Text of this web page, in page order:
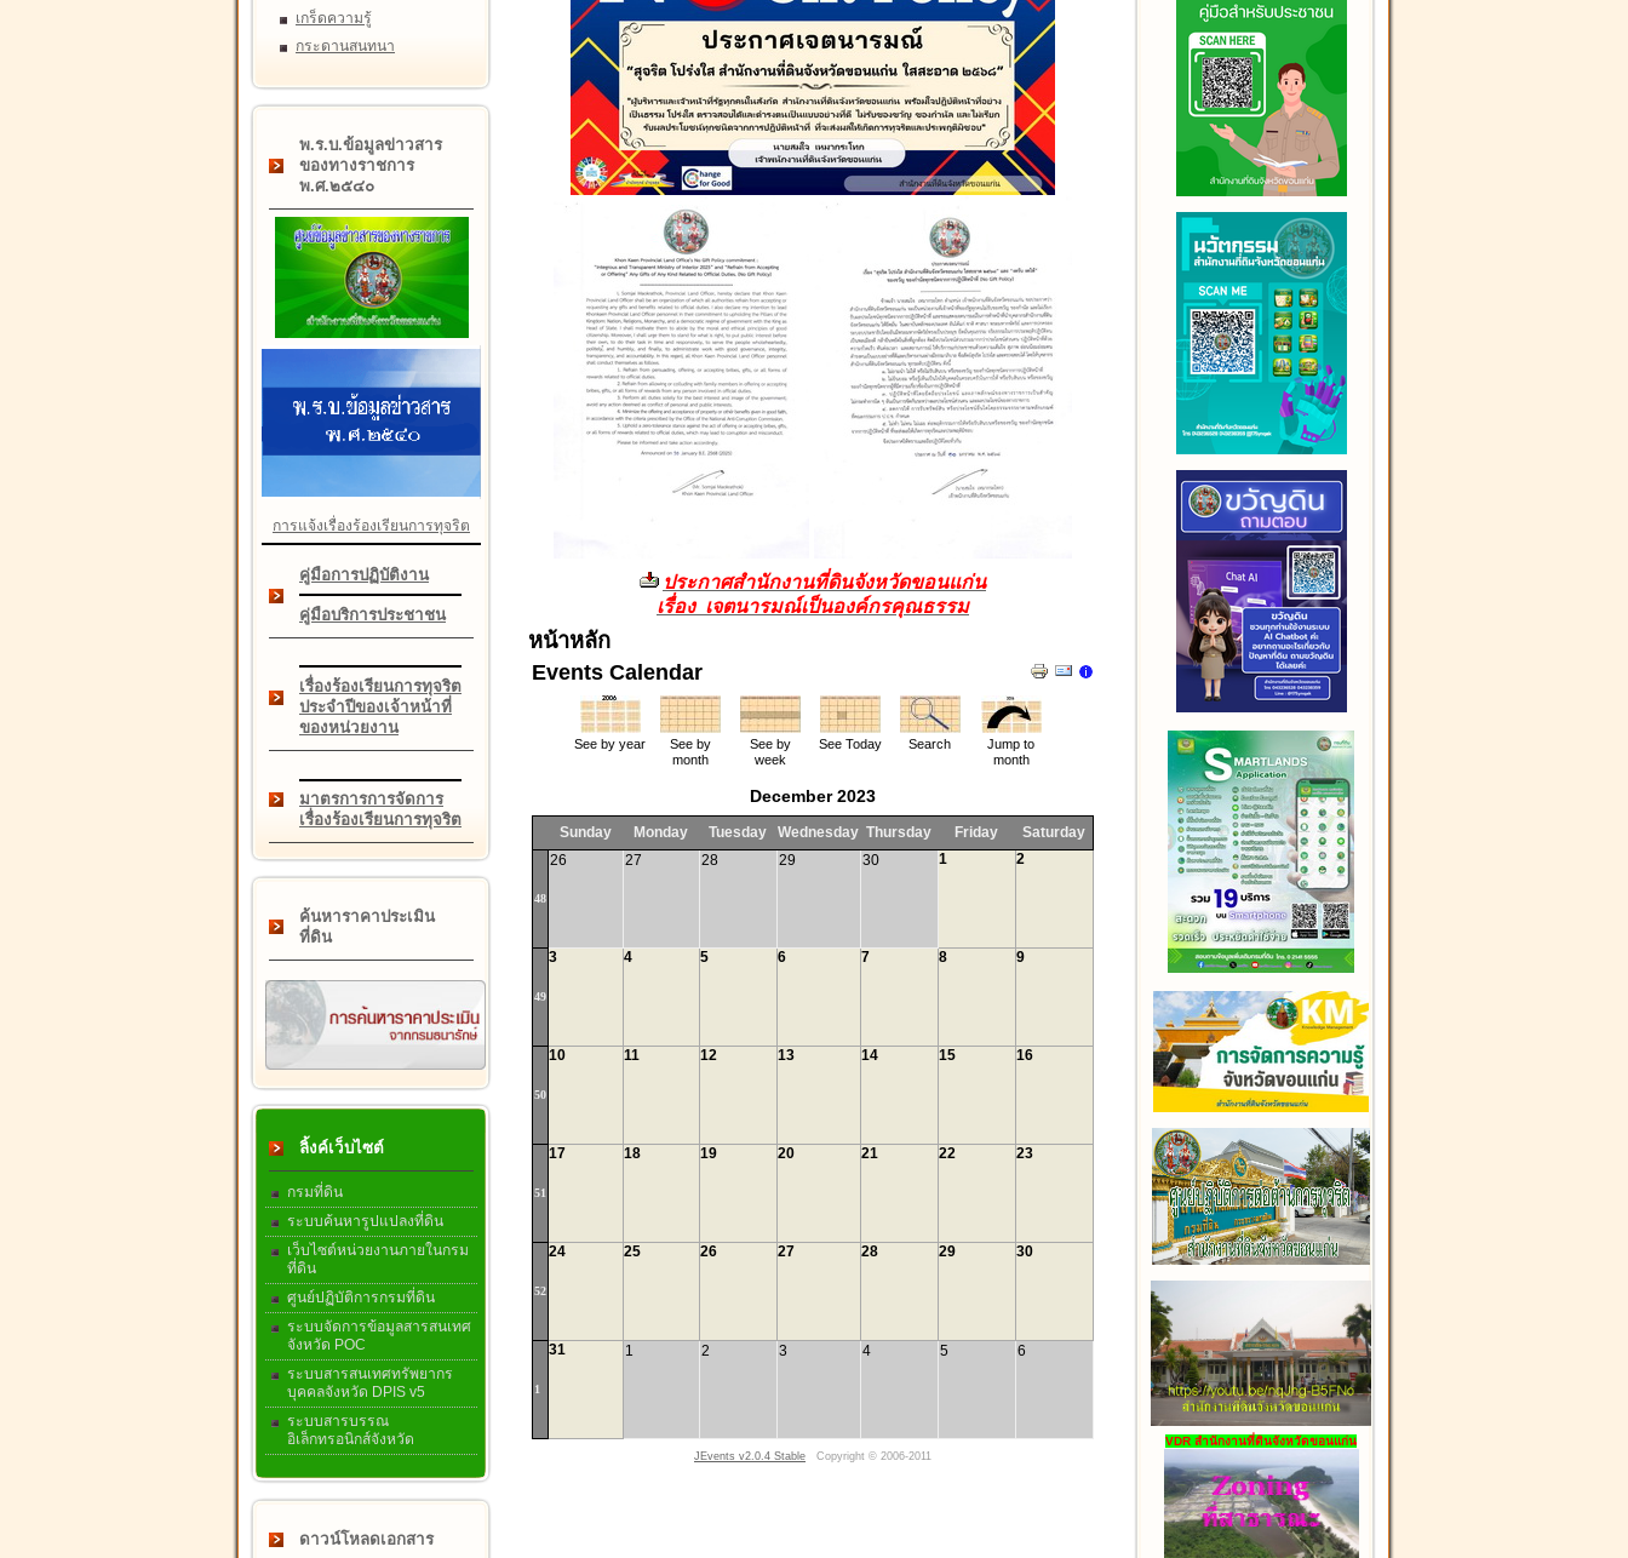
เกร็ดความรู้
กระดานสนทนา
พ.ร.บ.ข้อมูลข่าวสาร
ของทางราชการ
พ.ศ.๒๕๔๐
การแจ้งเรื่องร้องเรียนการทุจริต
คู่มือการปฏิบัติงาน
คู่มือบริการประชาชน
เรื่องร้องเรียนการทุจริต
ประจำปีของเจ้าหน้าที่
ของหน่วยงาน
มาตรการการจัดการ
เรื่องร้องเรียนการทุจริต
ค้นหาราคาประเมิน
ที่ดิน
ลิ้งค์เว็บไซต์
กรมที่ดิน
ระบบค้นหารูปแปลงที่ดิน
เว็บไซต์หน่วยงานภายในกรม
ที่ดิน
ศูนย์ปฏิบัติการกรมที่ดิน
ระบบจัดการข้อมูลสารสนเทศ
จังหวัด POC
ระบบสารสนเทศทรัพยากร
บุคคลจังหวัด DPIS v5
ระบบสารบรรณ
อิเล็กทรอนิกส์จังหวัด
ดาวน์โหลดเอกสาร
ประกาศสำนักงานที่ดินจังหวัดขอนแก่น
เรื่อง เจตนารมณ์เป็นองค์กรคุณธรรม
หน้าหลัก
Events Calendar
See by year
See by
month
See by
week
See Today Search
Jump to
month
December 2023
Sunday Monday Tuesday Wednesday Thursday Friday Saturday
48
26 27 28 29 30 1 2
49
3 4 5 6 7 8 9
50
10 11 12 13 14 15 16
51
17 18 19 20 21 22 23
52
24 25 26 27 28 29 30
1
31 1 2 3 4 5 6
JEvents v2.0.4 Stable Copyright © 2006-2011
VDR สำนักงานที่ดินจังหวัดขอนแก่น